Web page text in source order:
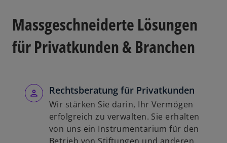
Massgeschneiderte Lösungen
für Privatkunden & Branchen
Rechtsberatung für Privatkunden
Wir stärken Sie darin, Ihr Vermögen
erfolgreich zu verwalten. Sie erhalten
von uns ein Instrumentarium für den